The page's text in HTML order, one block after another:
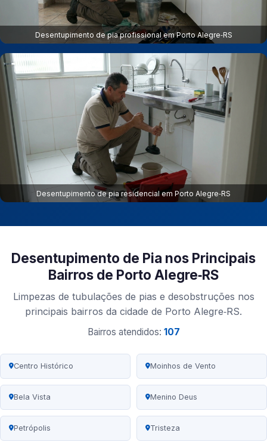
Desentupimento de pia profissional em Porto Alegre‑RS
Desentupimento de pia residencial em Porto Alegre‑RS
Desentupimento de Pia nos Principais
Bairros de Porto Alegre‑RS
Limpezas de tubulações de pias e desobstruções nos
principais bairros da cidade de Porto Alegre‑RS.
Bairros atendidos: 107
Centro Histórico Moinhos de Vento
Bela Vista Menino Deus
Petrópolis Tristeza